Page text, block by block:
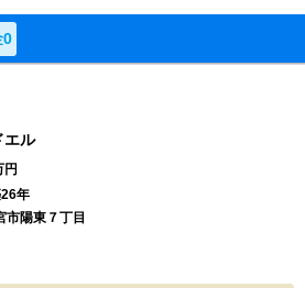
0
エル
円
年
市陽東７丁目